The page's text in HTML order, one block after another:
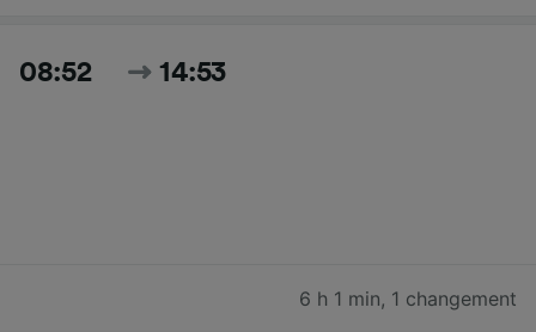
08:52 14:53
6 h 1 min, 1 changement